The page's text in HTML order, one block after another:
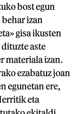
bost egun
izan
gisa ikusten
aste
materiala izan.
ezabatuz joan
egunetan ere,
eta